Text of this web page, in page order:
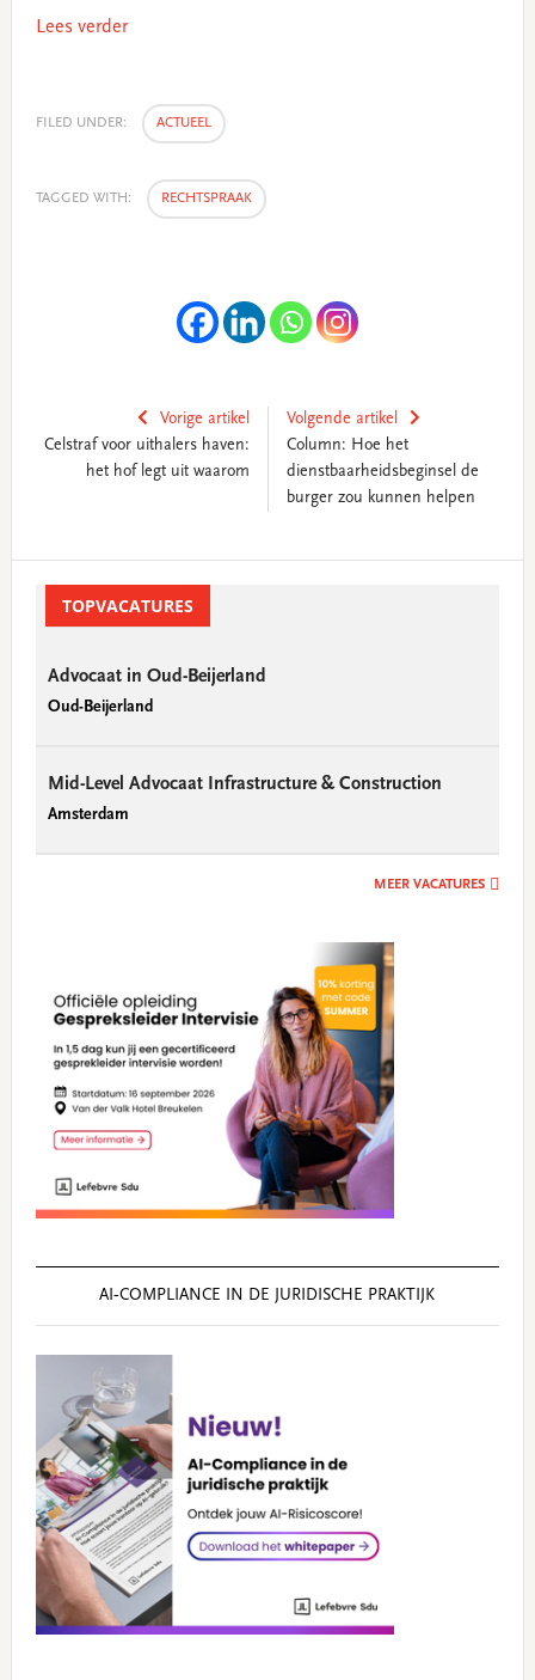
Lees verder
FILED UNDER: ACTUEEL
TAGGED WITH: RECHTSPRAAK
Vorige artikel
Celstraf voor uithalers haven:
het hof legt uit waarom
Volgende artikel
Column: Hoe het
dienstbaarheidsbeginsel de
burger zou kunnen helpen
SidebarTOPVACATURES
Advocaat in Oud-Beijerland
Oud-Beijerland
Mid-Level Advocaat Infrastructure & Construction
Amsterdam
MEER VACATURES
AI‑COMPLIANCE IN DE JURIDISCHE PRAKTIJK